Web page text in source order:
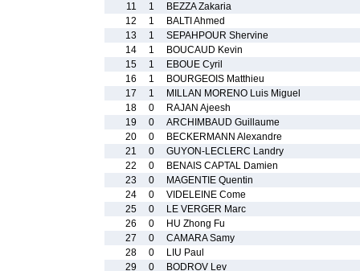
11
1
BEZZA Zakaria
12
1
BALTI Ahmed
13
1
SEPAHPOUR Shervine
14
1
BOUCAUD Kevin
15
1
EBOUE Cyril
16
1
BOURGEOIS Matthieu
17
1
MILLAN MORENO Luis Miguel
18
0
RAJAN Ajeesh
19
0
ARCHIMBAUD Guillaume
20
0
BECKERMANN Alexandre
21
0
GUYON-LECLERC Landry
22
0
BENAIS CAPTAL Damien
23
0
MAGENTIE Quentin
24
0
VIDELEINE Come
25
0
LE VERGER Marc
26
0
HU Zhong Fu
27
0
CAMARA Samy
28
0
LIU Paul
29
0
BODROV Lev